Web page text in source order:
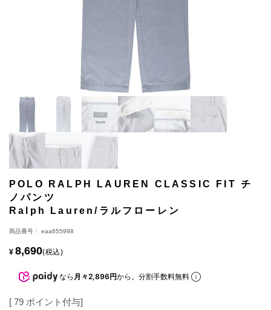
POLO RALPH LAUREN CLASSIC FIT チ
ノパンツ
Ralph Lauren/ラルフローレン
商品番号 eaa655998
¥ 8,690 税込
なら 月々2,896円から。分割手数料無料
[ 79 ポイント付与]